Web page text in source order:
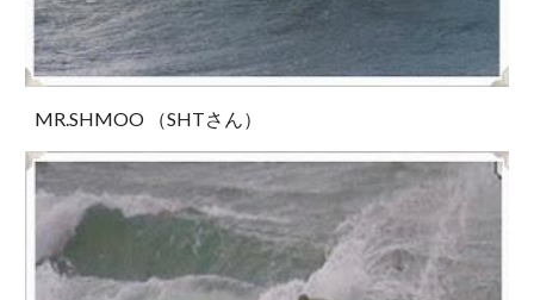
MR.SHMOO （SHTさん）